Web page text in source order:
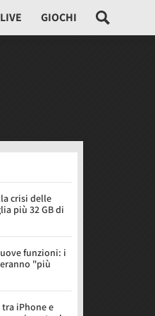
LIVE GIOCHI
crisi delle
più 32 GB di
funzioni: i
"più
iPhone e